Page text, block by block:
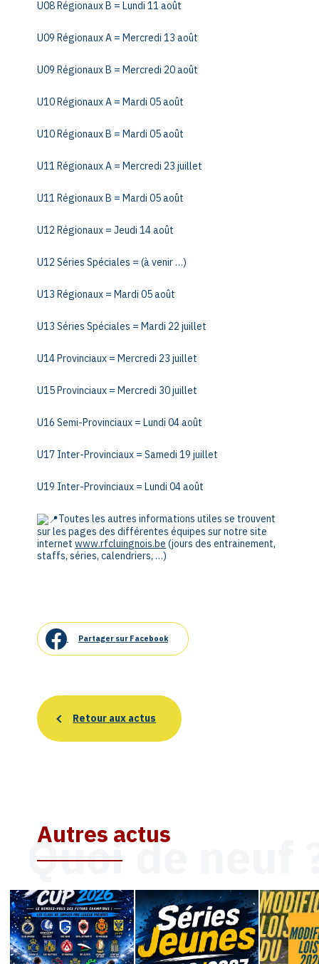
U08 Régionaux B = Lundi 11 août
U09 Régionaux A = Mercredi 13 août
U09 Régionaux B = Mercredi 20 août
U10 Régionaux A = Mardi 05 août
U10 Régionaux B = Mardi 05 août
U11 Régionaux A = Mercredi 23 juillet
U11 Régionaux B = Mardi 05 août
U12 Régionaux = Jeudi 14 août
U12 Séries Spéciales = (à venir …)
U13 Régionaux = Mardi 05 août
U13 Séries Spéciales = Mardi 22 juillet
U14 Provinciaux = Mercredi 23 juillet
U15 Provinciaux = Mercredi 30 juillet
U16 Semi-Provinciaux = Lundi 04 août
U17 Inter-Provinciaux = Samedi 19 juillet
U19 Inter-Provinciaux = Lundi 04 août
Toutes les autres informations utiles se trouvent
sur les pages des différentes équipes sur notre site
internetwww.rfcluingnois.be (jours des entrainement,
staffs, séries, calendriers, …)
Partager sur Facebook
Retour aux actus
Autres actus
Quoi de neuf